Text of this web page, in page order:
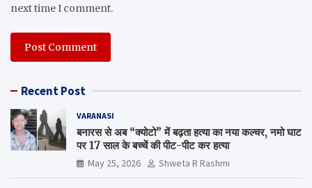
next time I comment.
Recent Post
VARANASI
बनारस से अब “क्योटो” में बढ़ता हत्या का नया कल्चर, नमो घाट
पर 17 साल के बच्चें की पीट-पीट कर हत्या
May 25, 2026 Shweta R Rashmi